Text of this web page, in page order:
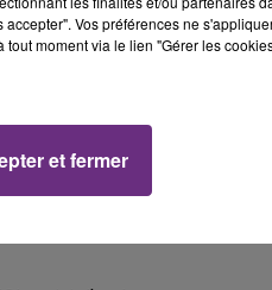
d’une retraite
une pétition contre la
Vos préférences ne
moment via le lien "Gérer les
et fermer